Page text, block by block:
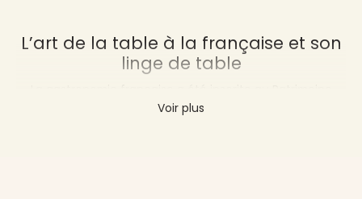
L’art de la table à la française et son
linge de table
Culturel Immatériel de l’Humanité en 2010. Véritable
Voir plus